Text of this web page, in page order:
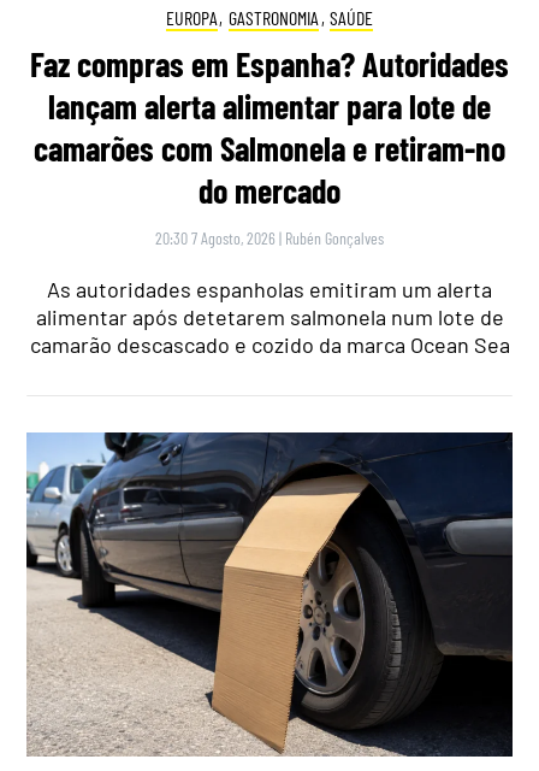
EUROPA, GASTRONOMIA , SAÚDE
Faz compras em Espanha? Autoridades
lançam alerta alimentar para lote de
camarões com Salmonela e retiram-no
do mercado
20:30 7 Agosto, 2026 | Rubén Gonçalves
As autoridades espanholas emitiram um alerta
alimentar após detetarem salmonela num lote de
camarão descascado e cozido da marca Ocean Sea